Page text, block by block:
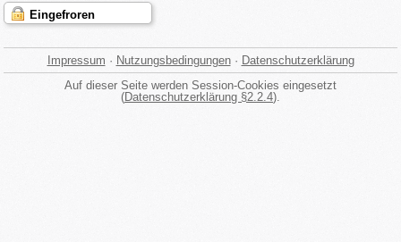
Eingefroren
Impressum · Nutzungsbedingungen· Datenschutzerklärung
Auf dieser Seite werden Session-Cookies eingesetzt
(Datenschutzerklärung §2.2.4).